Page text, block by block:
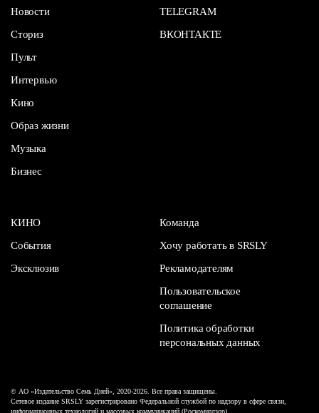
Новости
Сториз
Пульт
Интервью
Кино
Образ жизни
Музыка
Бизнес
TELEGRAM
ВКОНТАКТЕ
КИНО
События
Эксклюзив
Команда
Хочу работать в SRSLY
Рекламодателям
Пользовательское
соглашение
Политика обработки
персональных данных
© АО «Издательство Семь Дней», 2020-2026. Все права защищены.
Сетевое издание SRSLY зарегистрировано Федеральной службой по надзору в сфере связи,
информационных технологий и массовых коммуникаций (Роскомнадзор).